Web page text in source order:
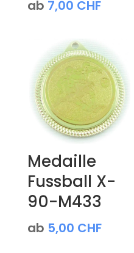
ab 7,00 CHF
Medaille
Fussball X-
90-M433
ab 5,00 CHF